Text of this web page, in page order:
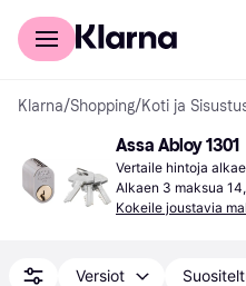
Kuluttajille
Klarna/Shopping/Koti ja
Assa Abloy 1301
Vertaile hintoja
Alkaen 3 maksua
Kokeile joustavia
Versiot